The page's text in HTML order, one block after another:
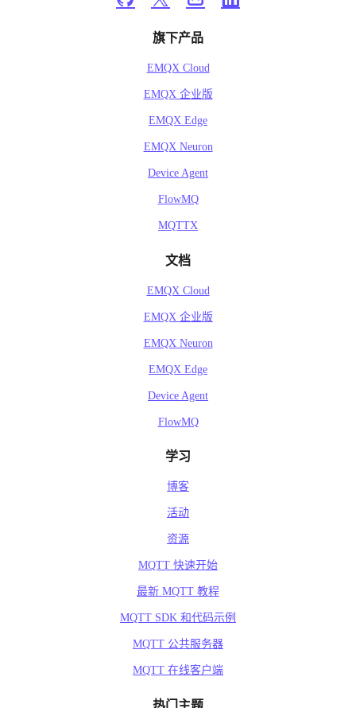
旗下产品
EMQX Cloud
EMQX 企业版
EMQX Edge
EMQX Neuron
Device Agent
FlowMQ
MQTTX
文档
EMQX Cloud
EMQX 企业版
EMQX Neuron
EMQX Edge
Device Agent
FlowMQ
学习
博客
活动
资源
MQTT 快速开始
最新 MQTT 教程
MQTT SDK 和代码示例
MQTT 公共服务器
MQTT 在线客户端
热门主题